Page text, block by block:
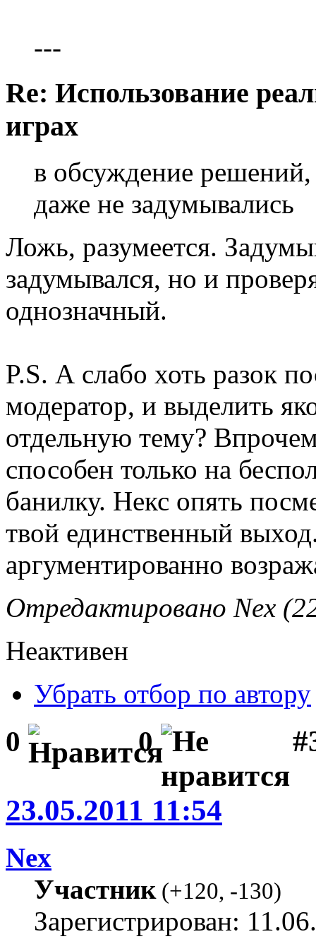
---
Re: Использование
играх
в обсуждение
даже не задумывались
Ложь, разумеется.
задумывался, но и
однозначный.
P.S. А слабо хоть разок
модератор, и выделить
отдельную тему?
способен только на
банилку. Некс опять
твой единственный
аргументированно
Отредактировано Nex
Неактивен
Убрать отбор по автору
0 0
23.05.2011 11:54
Nex
Участник(+120, -130)
Зарегистрирован: